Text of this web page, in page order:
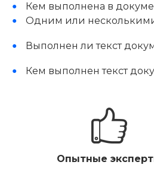
Кем выполнена в
Одним или
Выполнен ли текст
Кем выполнен текст
Опытные